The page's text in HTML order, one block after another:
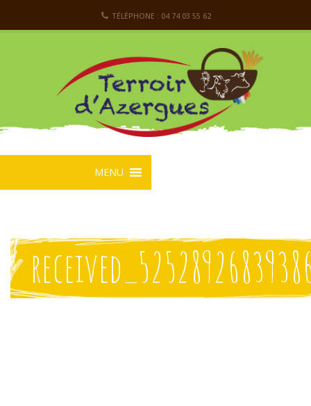
TÉLÉPHONE : 04 74 03 55 62
MENU